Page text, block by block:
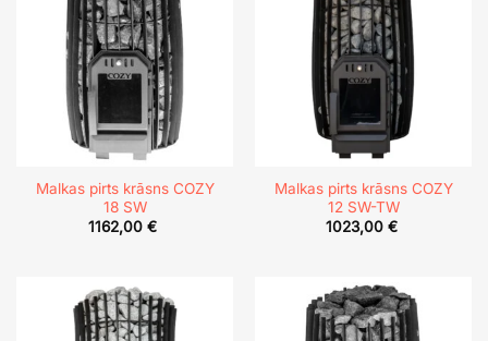
Malkas pirts krāsns COZY
18 SW
1162,00 €
Malkas pirts krāsns COZY
12 SW-TW
1023,00 €